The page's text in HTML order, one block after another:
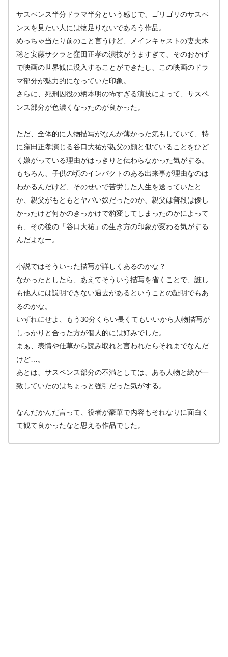
サスペンス半分ドラマ半分という感じで、ゴリゴリのサスペ
ンスを見たい人には物足りないであろう作品。
めっちゃ当たり前のこと言うけど、メインキャストの妻夫木
聡と安藤サクラと窪田正孝の演技がうますぎて、そのおかげ
で映画の世界観に没入することができたし、この映画のドラ
マ部分が魅力的になっていた印象。
さらに、死刑囚役の柄本明の怖すぎる演技によって、サスペ
ンス部分が色濃くなったのが良かった。
ただ、全体的に人物描写がなんか薄かった気もしていて、特
に窪田正孝演じる谷口大祐が親父の顔と似ていることをひど
く嫌がっている理由がはっきりと伝わらなかった気がする。
もちろん、子供の頃のインパクトのある出来事が理由なのは
わかるんだけど、そのせいで苦労した人生を送っていたと
か、親父がもともとヤバい奴だったのか、親父は普段は優し
かったけど何かのきっかけで豹変してしまったのかによって
も、その後の「谷口大祐」の生き方の印象が変わる気がする
んだよなー。
小説ではそういった描写が詳しくあるのかな？
なかったとしたら、あえてそういう描写を省くことで、誰し
も他人には説明できない過去があるということの証明でもあ
るのかな。
いずれにせよ、もう30分くらい長くてもいいから人物描写が
しっかりと合った方が個人的には好みでした。
まぁ、表情や仕草から読み取れと言われたらそれまでなんだ
けど…。
あとは、サスペンス部分の不満としては、ある人物と絵が一
致していたのはちょっと強引だった気がする。
なんだかんだ言って、役者が豪華で内容もそれなりに面白く
て観て良かったなと思える作品でした。